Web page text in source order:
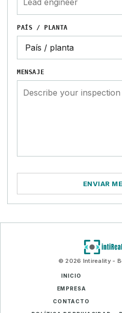
PAÍS / PLANTA
MENSAJE
ENVIAR
© 2026 Intireality -
INICIO
EMPRESA
CONTACTO